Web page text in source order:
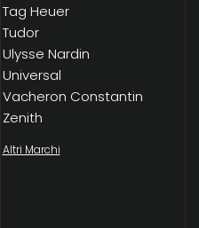
Tag Heuer
Tudor
Ulysse Nardin
Universal
Vacheron Constantin
Zenith
Altri Marchi